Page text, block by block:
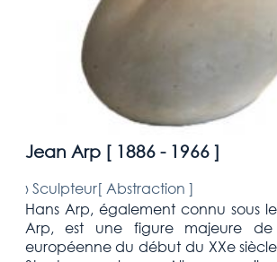
Jean Arp [ 1886 - 1966]
›Sculpteur[ Abstraction ]
Hans Arp, également connu sous
Arp, est une figure majeure de
européenne du début du XXe